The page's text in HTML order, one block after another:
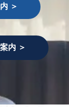
＞
内 ＞